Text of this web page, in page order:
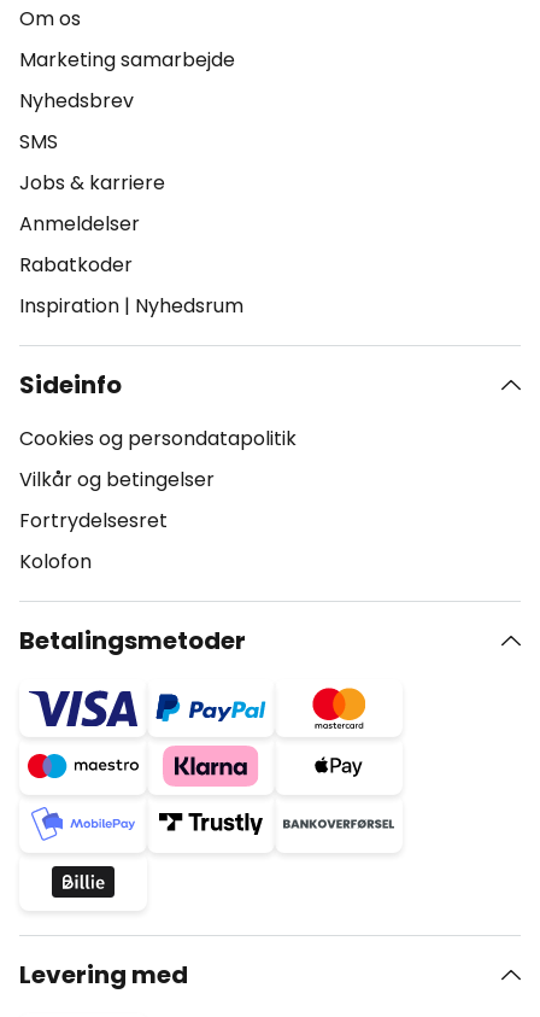
Om os
Marketing samarbejde
Nyhedsbrev
SMS
Jobs & karriere
Anmeldelser
Rabatkoder
Inspiration | Nyhedsrum
Sideinfo
Cookies og persondatapolitik
Vilkår og betingelser
Fortrydelsesret
Kolofon
Betalingsmetoder
Levering med